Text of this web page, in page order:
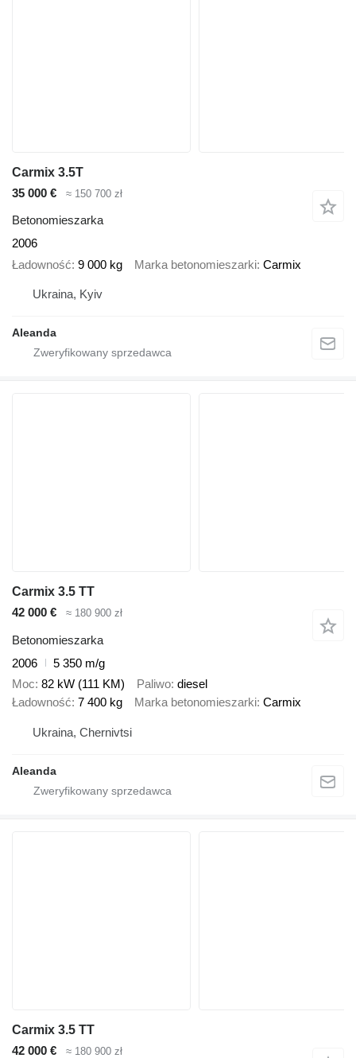
Carmix 3.5T
35 000 €
≈ 150 700 zł
Betonomieszarka
2006
Ładowność 9 000 kg Marka betonomieszarki Carmix
Ukraina, Kyiv
Aleanda
Carmix 3.5 TT
42 000 €
≈ 180 900 zł
Betonomieszarka
2006
5 350 m/g
Moc 82 kW (111 KM) Paliwo diesel
Ładowność 7 400 kg Marka betonomieszarki Carmix
Ukraina, Chernivtsi
Aleanda
Carmix 3.5 TT
42 000 €
≈ 180 900 zł